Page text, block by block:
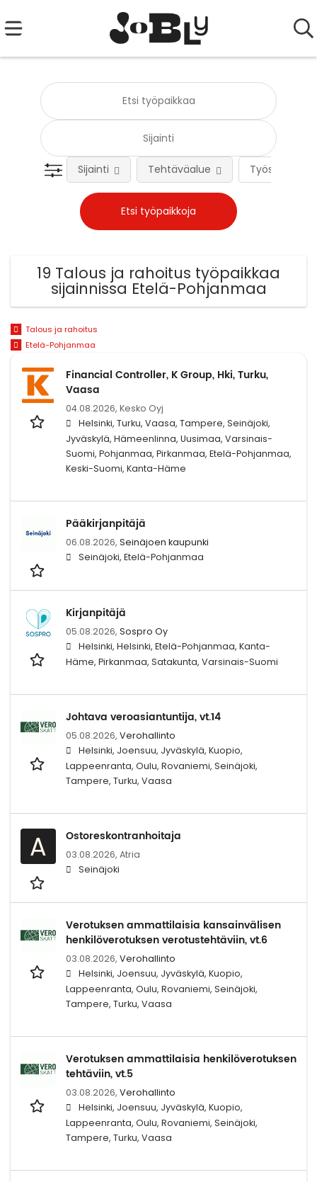
Työsuhteen
Sijainti Tehtäväalue
19 Talous ja rahoitus työpaikkaa
sijainnissa Etelä-Pohjanmaa
Talous ja rahoitus
Etelä-Pohjanmaa
Financial Controller, K Group, Hki, Turku,
Vaasa
04.08.2026, Kesko Oyj
Helsinki, Turku, Vaasa, Tampere, Seinäjoki,
Jyväskylä, Hämeenlinna, Uusimaa, Varsinais-
Suomi, Pohjanmaa, Pirkanmaa, Etelä-Pohjanmaa,
Keski-Suomi, Kanta-Häme
Pääkirjanpitäjä
06.08.2026, Seinäjoen kaupunki
Seinäjoki, Etelä-Pohjanmaa
Kirjanpitäjä
05.08.2026, Sospro Oy
Helsinki, Helsinki, Etelä-Pohjanmaa, Kanta-
Häme, Pirkanmaa, Satakunta, Varsinais-Suomi
Johtava veroasiantuntija, vt.14
05.08.2026, Verohallinto
Helsinki, Joensuu, Jyväskylä, Kuopio,
Lappeenranta, Oulu, Rovaniemi, Seinäjoki,
Tampere, Turku, Vaasa
A Ostoreskontranhoitaja
03.08.2026, Atria
Seinäjoki
Verotuksen ammattilaisia kansainvälisen
henkilöverotuksen verotustehtäviin, vt.6
03.08.2026, Verohallinto
Helsinki, Joensuu, Jyväskylä, Kuopio,
Lappeenranta, Oulu, Rovaniemi, Seinäjoki,
Tampere, Turku, Vaasa
Verotuksen ammattilaisia henkilöverotuksen
tehtäviin, vt.5
03.08.2026, Verohallinto
Helsinki, Joensuu, Jyväskylä, Kuopio,
Lappeenranta, Oulu, Rovaniemi, Seinäjoki,
Tampere, Turku, Vaasa